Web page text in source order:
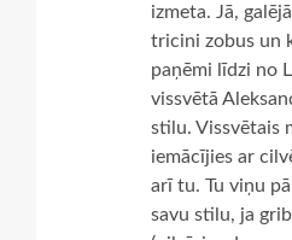
izmeta. Jā,
tricini zobus un
paņēmi līdzi no
vissvētā
stilu. Vissvētais
iemācījies ar
arī tu. Tu viņu
savu stilu, ja